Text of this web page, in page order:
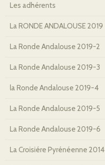
Les adhérents
La RONDE ANDALOUSE 2019
La Ronde Andalouse 2019-2
La Ronde Andalouse 2019-3
la Ronde Andalouse 2019-4
La Ronde Andalouse 2019-5
La Ronde Andalouse 2019-6
La Croisiére Pyrénéenne 2014